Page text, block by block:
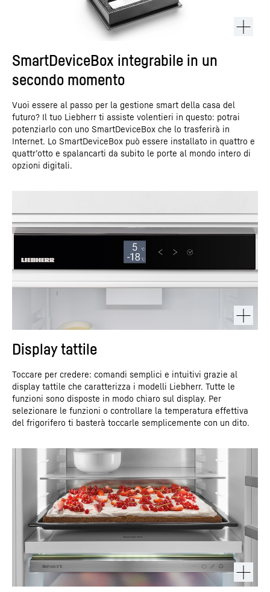
SmartDeviceBox integrabile in un
secondo momento
Vuoi essere al passo per la gestione smart della casa del
futuro? Il tuo Liebherr ti assiste volentieri in questo: potrai
potenziarlo con uno SmartDeviceBox che lo trasferirà in
Internet. Lo SmartDeviceBox può essere installato in quattro e
quattr’otto e spalancarti da subito le porte al mondo intero di
opzioni digitali.
Display tattile
Toccare per credere: comandi semplici e intuitivi grazie al
display tattile che caratterizza i modelli Liebherr. Tutte le
funzioni sono disposte in modo chiaro sul display. Per
selezionare le funzioni o controllare la temperatura effettiva
del frigorifero ti basterà toccarle semplicemente con un dito.